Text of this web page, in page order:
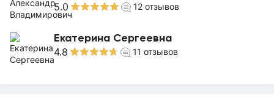
5.0 12 отзывов
Екатерина Сергеевна
4.8 11 отзывов